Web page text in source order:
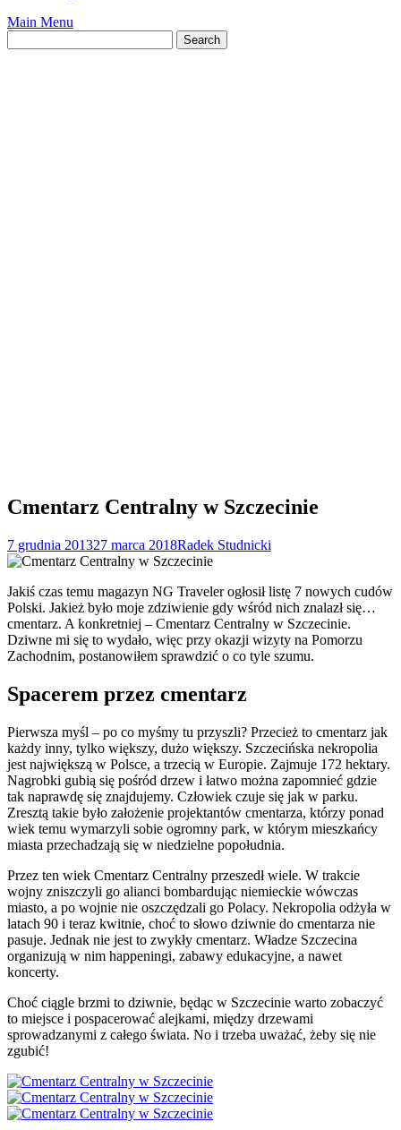
Main Menu
Cmentarz Centralny w Szczecinie
7 grudnia 201327 marca 2018Radek Studnicki
Jakiś czas temu magazyn NG Traveler ogłosił listę 7 nowych cudów
Polski. Jakież było moje zdziwienie gdy wśród nich znalazł się…
cmentarz. A konkretniej – Cmentarz Centralny w Szczecinie.
Dziwne mi się to wydało, więc przy okazji wizyty na Pomorzu
Zachodnim, postanowiłem sprawdzić o co tyle szumu.
Spacerem przez cmentarz
Pierwsza myśl – po co myśmy tu przyszli? Przecież to cmentarz jak
każdy inny, tylko większy, dużo większy. Szczecińska nekropolia
jest największą w Polsce, a trzecią w Europie. Zajmuje 172 hektary.
Nagrobki gubią się pośród drzew i łatwo można zapomnieć gdzie
tak naprawdę się znajdujemy. Człowiek czuje się jak w parku.
Zresztą takie było założenie projektantów cmentarza, którzy ponad
wiek temu wymarzyli sobie ogromny park, w którym mieszkańcy
miasta przechadzają się w niedzielne popołudnia.
Przez ten wiek Cmentarz Centralny przeszedł wiele. W trakcie
wojny zniszczyli go alianci bombardując niemieckie wówczas
miasto, a po wojnie nie oszczędzali go Polacy. Nekropolia odżyła w
latach 90 i teraz kwitnie, choć to słowo dziwnie do cmentarza nie
pasuje. Jednak nie jest to zwykły cmentarz. Władze Szczecina
organizują w nim happeningi, zabawy edukacyjne, a nawet
koncerty.
Choć ciągle brzmi to dziwnie, będąc w Szczecinie warto zobaczyć
to miejsce i pospacerować alejkami, między drzewami
sprowadzanymi z całego świata. No i trzeba uważać, żeby się nie
zgubić!